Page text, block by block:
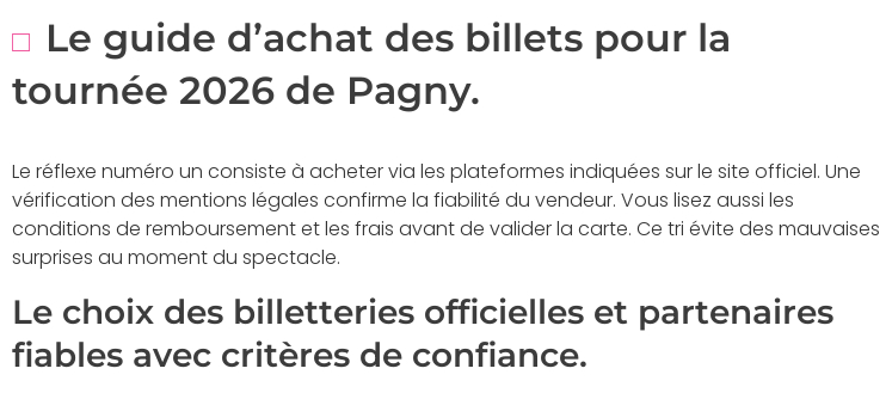
Le guide d’achat des billets pour la
tournée 2026 de Pagny.
Le réflexe numéro un consiste à acheter via les plateformes indiquées sur le site officiel. Une
vérification des mentions légales confirme la fiabilité du vendeur. Vous lisez aussi les
conditions de remboursement et les frais avant de valider la carte. Ce tri évite des mauvaises
surprises au moment du spectacle.
Le choix des billetteries officielles et partenaires
fiables avec critères de confiance.